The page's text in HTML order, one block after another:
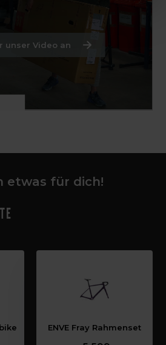
unser Video an
etwas für dich!
ENVE Fray Rahmenset